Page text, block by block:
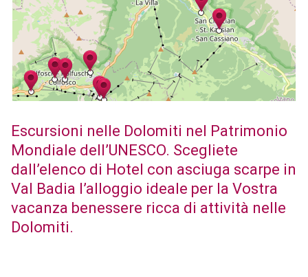
Escursioni nelle Dolomiti nel Patrimonio
Mondiale dell’UNESCO. Scegliete
dall’elenco di Hotel con asciuga scarpe in
Val Badia l’alloggio ideale per la Vostra
vacanza benessere ricca di attività nelle
Dolomiti.